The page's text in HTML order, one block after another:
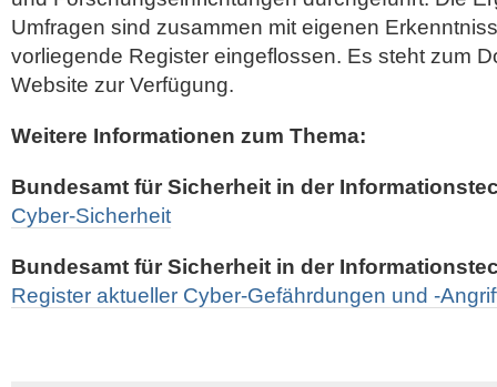
Umfragen sind zusammen mit eigenen
vorliegende Register eingeflossen. Es steht zum
Website zur Verfügung.
Weitere Informationen zum Thema:
Bundesamt für Sicherheit in der
Cyber-Sicherheit
Bundesamt für Sicherheit in der
Register aktueller Cyber-Gefährdungen und -